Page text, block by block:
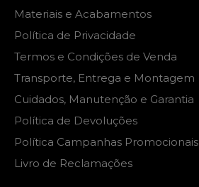
Materiais e Acabamentos
Política de Privacidade
Termos e Condições de Venda
Transporte, Entrega e Montagem
Cuidados, Manutenção e Garantia
Política de Devoluções
Política Campanhas Promocionais
Livro de Reclamações